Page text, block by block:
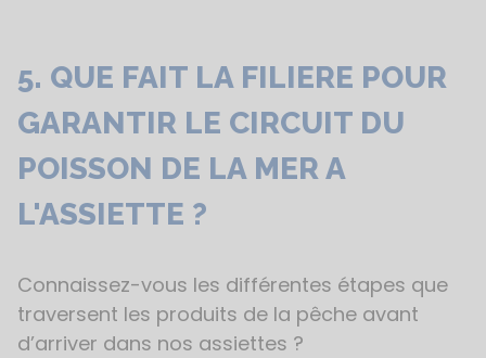
5. QUE FAIT LA FILIERE POUR
GARANTIR LE CIRCUIT DU
POISSON DE LA MER A
L'ASSIETTE ?
Connaissez-vous les différentes étapes que
traversent les produits de la pêche avant
d’arriver dans nos assiettes ?